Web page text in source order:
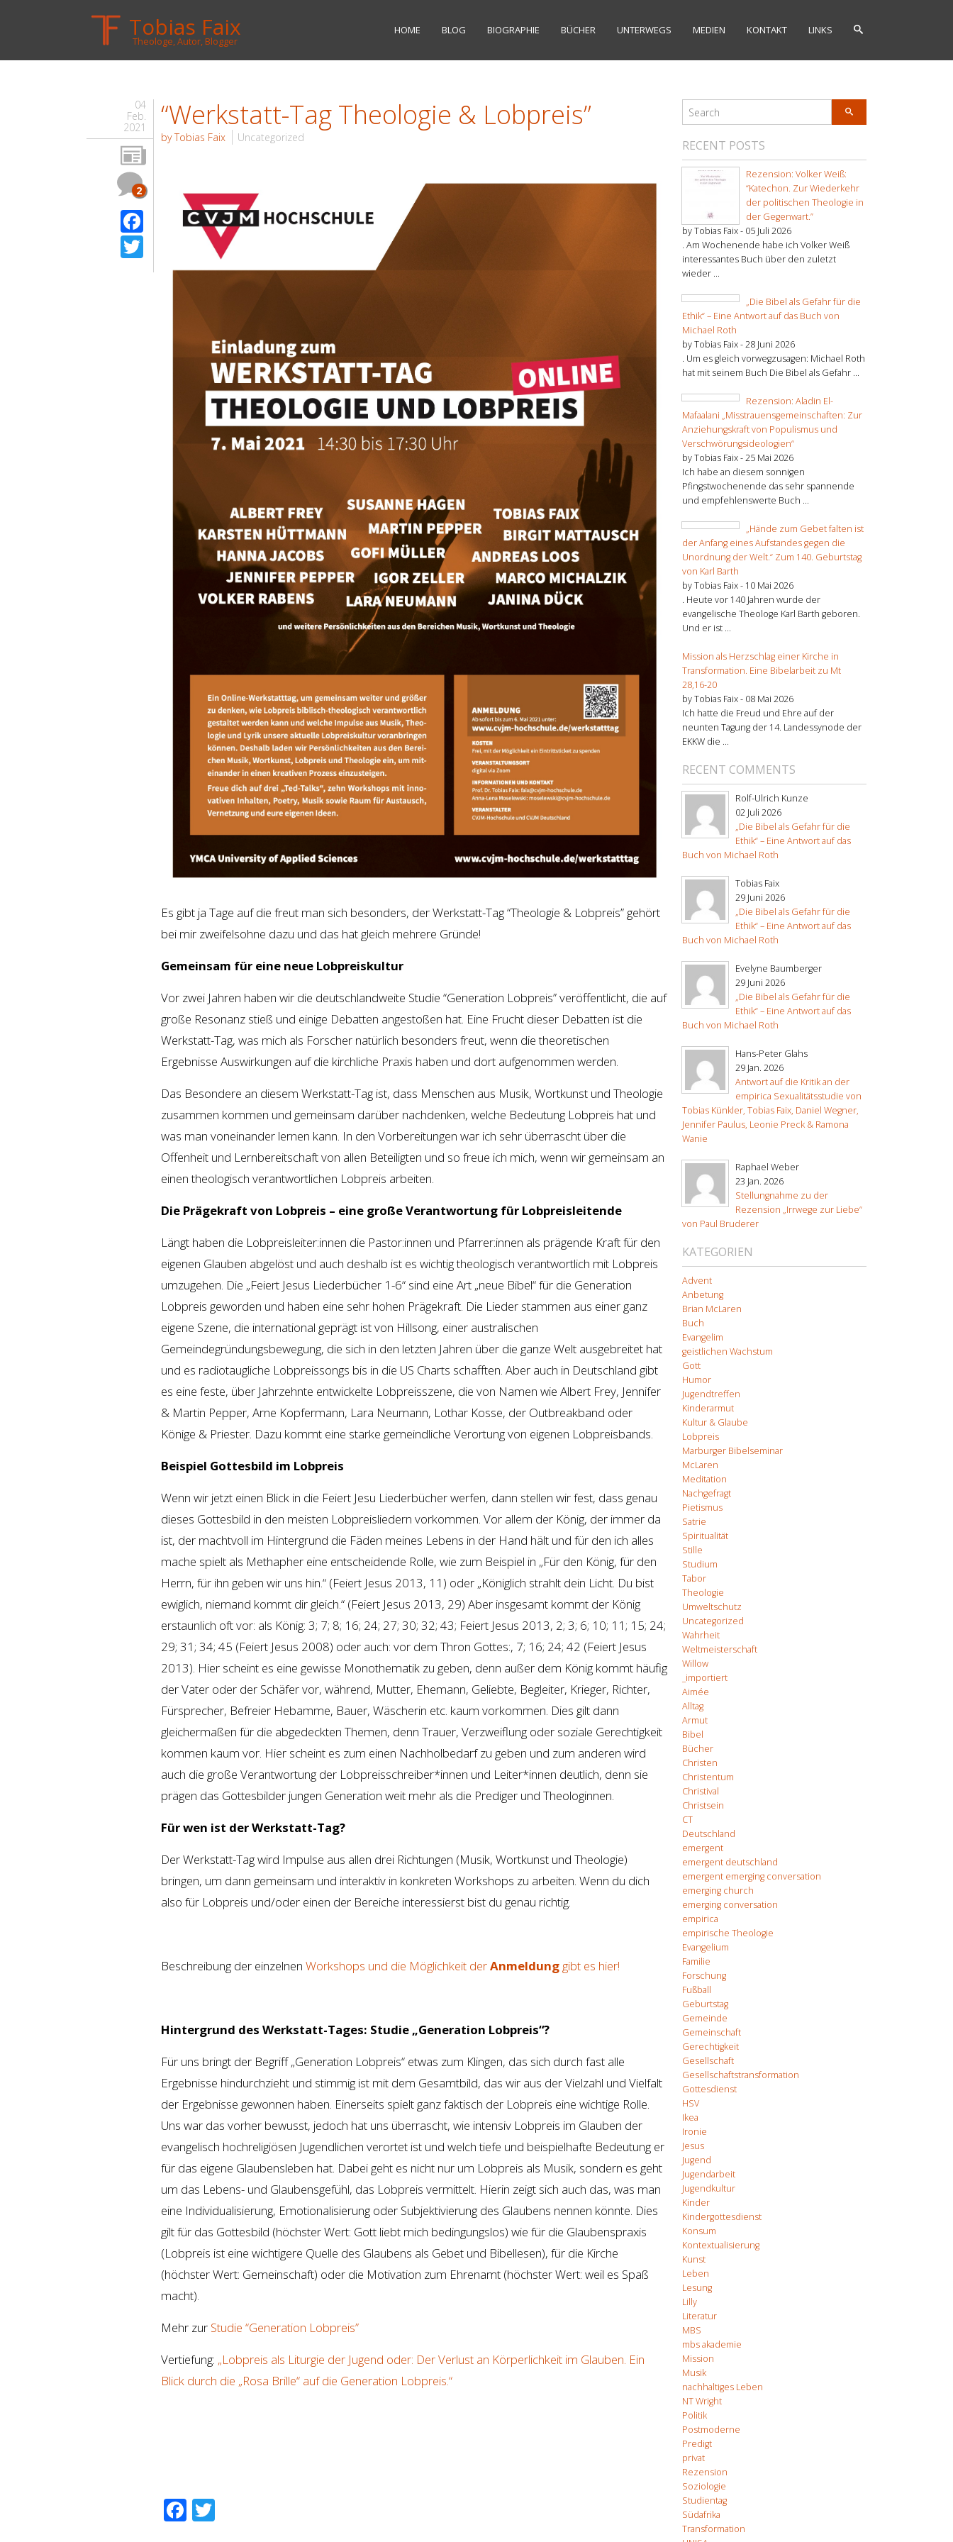
Tobias Faix
Theologe, Autor, Blogger
HOME BLOG BIOGRAPHIE BÜCHER UNTERWEGS MEDIEN KONTAKT LINKS
04
Feb.
2021
2
Facebook
Twitter
“Werkstatt-Tag Theologie & Lobpreis”
by Tobias Faix Uncategorized
Es gibt ja Tage auf die freut man sich besonders, der Werkstatt-Tag “Theologie & Lobpreis” gehört
bei mir zweifelsohne dazu und das hat gleich mehrere Gründe!
Gemeinsam für eine neue Lobpreiskultur
Vor zwei Jahren haben wir die deutschlandweite Studie “Generation Lobpreis” veröffentlicht, die auf
große Resonanz stieß und einige Debatten angestoßen hat. Eine Frucht dieser Debatten ist die
Werkstatt-Tag, was mich als Forscher natürlich besonders freut, wenn die theoretischen
Ergebnisse Auswirkungen auf die kirchliche Praxis haben und dort aufgenommen werden.
Das Besondere an diesem Werkstatt-Tag ist, dass Menschen aus Musik, Wortkunst und Theologie
zusammen kommen und gemeinsam darüber nachdenken, welche Bedeutung Lobpreis hat und
was man voneinander lernen kann. In den Vorbereitungen war ich sehr überrascht über die
Offenheit und Lernbereitschaft von allen Beteiligten und so freue ich mich, wenn wir gemeinsam an
einen theologisch verantwortlichen Lobpreis arbeiten.
Die Prägekraft von Lobpreis – eine große Verantwortung für Lobpreisleitende
Längt haben die Lobpreisleiter:innen die Pastor:innen und Pfarrer:innen als prägende Kraft für den
eigenen Glauben abgelöst und auch deshalb ist es wichtig theologisch verantwortlich mit Lobpreis
umzugehen. Die „Feiert Jesus Liederbücher 1-6“ sind eine Art „neue Bibel“ für die Generation
Lobpreis geworden und haben eine sehr hohen Prägekraft. Die Lieder stammen aus einer ganz
eigene Szene, die international geprägt ist von Hillsong, einer australischen
Gemeindegründungsbewegung, die sich in den letzten Jahren über die ganze Welt ausgebreitet hat
und es radiotaugliche Lobpreissongs bis in die US Charts schafften. Aber auch in Deutschland gibt
es eine feste, über Jahrzehnte entwickelte Lobpreisszene, die von Namen wie Albert Frey, Jennifer
& Martin Pepper, Arne Kopfermann, Lara Neumann, Lothar Kosse, der Outbreakband oder
Könige & Priester. Dazu kommt eine starke gemeindliche Verortung von eigenen Lobpreisbands.
Beispiel Gottesbild im Lobpreis
Wenn wir jetzt einen Blick in die Feiert Jesu Liederbücher werfen, dann stellen wir fest, dass genau
dieses Gottesbild in den meisten Lobpreisliedern vorkommen. Vor allem der König, der immer da
ist, der machtvoll im Hintergrund die Fäden meines Lebens in der Hand hält und für den ich alles
mache spielt als Methapher eine entscheidende Rolle, wie zum Beispiel in „Für den König, für den
Herrn, für ihn geben wir uns hin.“ (Feiert Jesus 2013, 11) oder „Königlich strahlt dein Licht. Du bist
ewiglich, niemand kommt dir gleich.“ (Feiert Jesus 2013, 29) Aber insgesamt kommt der König
erstaunlich oft vor: als König: 3; 7; 8; 16; 24; 27; 30; 32; 43; Feiert Jesus 2013, 2; 3; 6; 10; 11; 15; 24;
29; 31; 34; 45 (Feiert Jesus 2008) oder auch: vor dem Thron Gottes:, 7; 16; 24; 42 (Feiert Jesus
2013). Hier scheint es eine gewisse Monothematik zu geben, denn außer dem König kommt häufig
der Vater oder der Schäfer vor, während, Mutter, Ehemann, Geliebte, Begleiter, Krieger, Richter,
Fürsprecher, Befreier Hebamme, Bauer, Wäscherin etc. kaum vorkommen. Dies gilt dann
gleichermaßen für die abgedeckten Themen, denn Trauer, Verzweiflung oder soziale Gerechtigkeit
kommen kaum vor. Hier scheint es zum einen Nachholbedarf zu geben und zum anderen wird
auch die große Verantwortung der Lobpreisschreiber*innen und Leiter*innen deutlich, denn sie
prägen das Gottesbilder jungen Generation weit mehr als die Prediger und Theologinnen.
Für wen ist der Werkstatt-Tag?
Der Werkstatt-Tag wird Impulse aus allen drei Richtungen (Musik, Wortkunst und Theologie)
bringen, um dann gemeinsam und interaktiv in konkreten Workshops zu arbeiten. Wenn du dich
also für Lobpreis und/oder einen der Bereiche interessierst bist du genau richtig.
Beschreibung der einzelnen Workshops und die Möglichkeit derAnmeldung gibt es hier!
Hintergrund des Werkstatt-Tages: Studie „Generation Lobpreis“?
Für uns bringt der Begriff „Generation Lobpreis“ etwas zum Klingen, das sich durch fast alle
Ergebnisse hindurchzieht und stimmig ist mit dem Gesamtbild, das wir aus der Vielzahl und Vielfalt
der Ergebnisse gewonnen haben. Einerseits spielt ganz faktisch der Lobpreis eine wichtige Rolle.
Uns war das vorher bewusst, jedoch hat uns überrascht, wie intensiv Lobpreis im Glauben der
evangelisch hochreligiösen Jugendlichen verortet ist und welch tiefe und beispielhafte Bedeutung er
für das eigene Glaubensleben hat. Dabei geht es nicht nur um Lobpreis als Musik, sondern es geht
um das Lebens- und Glaubensgefühl, das Lobpreis vermittelt. Hierin zeigt sich auch das, was man
eine Individualisierung, Emotionalisierung oder Subjektivierung des Glaubens nennen könnte. Dies
gilt für das Gottesbild (höchster Wert: Gott liebt mich bedingungslos) wie für die Glaubenspraxis
(Lobpreis ist eine wichtigere Quelle des Glaubens als Gebet und Bibellesen), für die Kirche
(höchster Wert: Gemeinschaft) oder die Motivation zum Ehrenamt (höchster Wert: weil es Spaß
macht).
Mehr zur Studie “Generation Lobpreis”
Vertiefung: „Lobpreis als Liturgie der Jugend oder: Der Verlust an Körperlichkeit im Glauben. Ein
Blick durch die „Rosa Brille“ auf die Generation Lobpreis.“
Facebook
RECENT POSTS
Rezension: Volker Weiß:
“Katechon. Zur Wiederkehr
der politischen Theologie in
der Gegenwart.”
by Tobias Faix - 05 Juli 2026
. Am Wochenende habe ich Volker Weiß
interessantes Buch über den zuletzt
wieder ...
„Die Bibel als Gefahr für die
Ethik“ – Eine Antwort auf das Buch von
Michael Roth
by Tobias Faix -28 Juni 2026
. Um es gleich vorwegzusagen: Michael Roth
hat mit seinem Buch Die Bibel als Gefahr ...
Rezension: Aladin El-
Mafaalani „Misstrauensgemeinschaften: Zur
Anziehungskraft von Populismus und
Verschwörungsideologien“
by Tobias Faix -25 Mai 2026
Ich habe an diesem sonnigen
Pfingstwochenende das sehr spannende
und empfehlenswerte Buch ...
„Hände zum Gebet falten ist
der Anfang eines Aufstandes gegen die
Unordnung der Welt.“ Zum 140. Geburtstag
von Karl Barth
by Tobias Faix - 10 Mai 2026
. Heute vor 140 Jahren wurde der
evangelische Theologe Karl Barth geboren.
Und er ist ...
Mission als Herzschlag einer Kirche in
Transformation. Eine Bibelarbeit zu Mt
28,16-20
by Tobias Faix - 08 Mai 2026
Ich hatte die Freud und Ehre auf der
neunten Tagung der 14. Landessynode der
EKKW die ...
RECENT COMMENTS
Rolf-Ulrich Kunze
02 Juli 2026
„Die Bibel als Gefahr für die
Ethik“ – Eine Antwort auf das
Buch von Michael Roth
Tobias Faix
29 Juni 2026
„Die Bibel als Gefahr für die
Ethik“ – Eine Antwort auf das
Buch von Michael Roth
Evelyne Baumberger
29 Juni 2026
„Die Bibel als Gefahr für die
Ethik“ – Eine Antwort auf das
Buch von Michael Roth
Hans-Peter Glahs
29 Jan. 2026
Antwort auf die Kritik an der
empirica Sexualitätsstudie von
Tobias Künkler, Tobias Faix, Daniel Wegner,
Jennifer Paulus, Leonie Preck & Ramona
Wanie
Raphael Weber
23 Jan. 2026
Stellungnahme zu der
Rezension „Irrwege zur Liebe“
von Paul Bruderer
KATEGORIEN
Advent
Anbetung
Brian McLaren
Buch
Evangelim
geistlichen Wachstum
Gott
Humor
Jugendtreffen
Kinderarmut
Kultur & Glaube
Lobpreis
Marburger Bibelseminar
McLaren
Meditation
Nachgefragt
Pietismus
Satrie
Spiritualität
Stille
Studium
Tabor
Theologie
Umweltschutz
Uncategorized
Wahrheit
Weltmeisterschaft
Willow
_importiert
Aimée
Alltag
Armut
Bibel
Bücher
Christen
Christentum
Christival
Christsein
CT
Deutschland
emergent
emergent deutschland
emergent emerging conversation
emerging church
emerging conversation
empirica
empirische Theologie
Evangelium
Familie
Forschung
Fußball
Geburtstag
Gemeinde
Gemeinschaft
Gerechtigkeit
Gesellschaft
Gesellschaftstransformation
Gottesdienst
HSV
Ikea
Ironie
Jesus
Jugend
Jugendarbeit
Jugendkultur
Kinder
Kindergottesdienst
Konsum
Kontextualisierung
Kunst
Leben
Lesung
Lilly
Literatur
MBS
mbs akademie
Mission
Musik
nachhaltiges Leben
NT Wright
Politik
Postmoderne
Predigt
privat
Rezension
Soziologie
Studientag
Südafrika
Transformation